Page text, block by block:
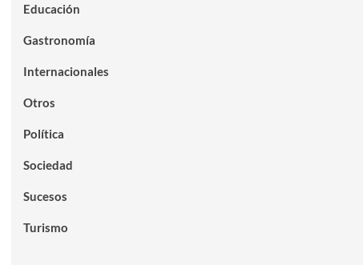
Educación
Gastronomía
Internacionales
Otros
Política
Sociedad
Sucesos
Turismo